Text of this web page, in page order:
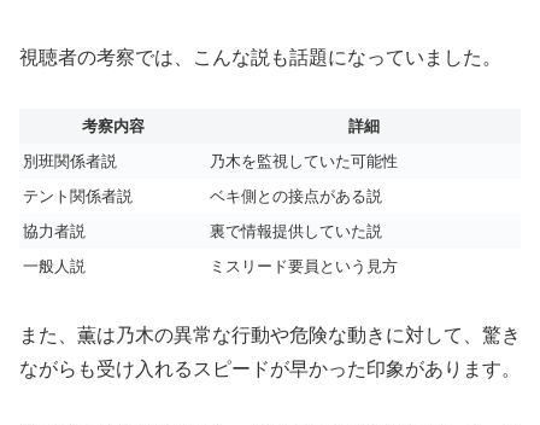
視聴者の考察では、こんな説も話題になっていました。
考察内容
詳細
別班関係者説
乃木を監視していた可能性
テント関係者説
ベキ側との接点がある説
協力者説
裏で情報提供していた説
一般人説
ミスリード要員という見方
また、薫は乃木の異常な行動や危険な動きに対して、驚き
ながらも受け入れるスピードが早かった印象があります。